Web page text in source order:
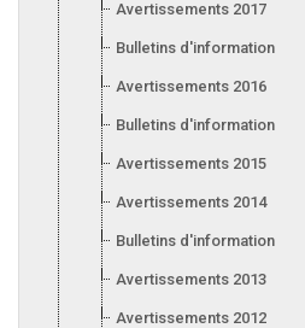
Avertissements 2017
Bulletins d'information 2017
Avertissements 2016
Bulletins d'information 2016
Avertissements 2015
Avertissements 2014
Bulletins d'information 2014
Avertissements 2013
Avertissements 2012